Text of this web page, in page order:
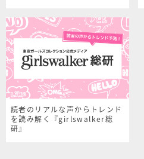
読者のリアルな声からトレンド
を読み解く『girlswalker総
研』